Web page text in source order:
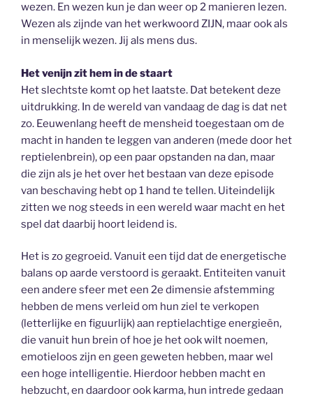
wezen. En wezen kun je dan weer op 2 manieren lezen.
Wezen als zijnde van het werkwoord ZIJN, maar ook als
in menselijk wezen. Jij als mens dus.
Het venijn zit hem in de staart
Het slechtste komt op het laatste. Dat betekent deze
uitdrukking. In de wereld van vandaag de dag is dat net
zo. Eeuwenlang heeft de mensheid toegestaan om de
macht in handen te leggen van anderen (mede door het
reptielenbrein), op een paar opstanden na dan, maar
die zijn als je het over het bestaan van deze episode
van beschaving hebt op 1 hand te tellen. Uiteindelijk
zitten we nog steeds in een wereld waar macht en het
spel dat daarbij hoort leidend is.
Het is zo gegroeid. Vanuit een tijd dat de energetische
balans op aarde verstoord is geraakt. Entiteiten vanuit
een andere sfeer met een 2e dimensie afstemming
hebben de mens verleid om hun ziel te verkopen
(letterlijke en figuurlijk) aan reptielachtige energieën,
die vanuit hun brein of hoe je het ook wilt noemen,
emotieloos zijn en geen geweten hebben, maar wel
een hoge intelligentie. Hierdoor hebben macht en
hebzucht, en daardoor ook karma, hun intrede gedaan